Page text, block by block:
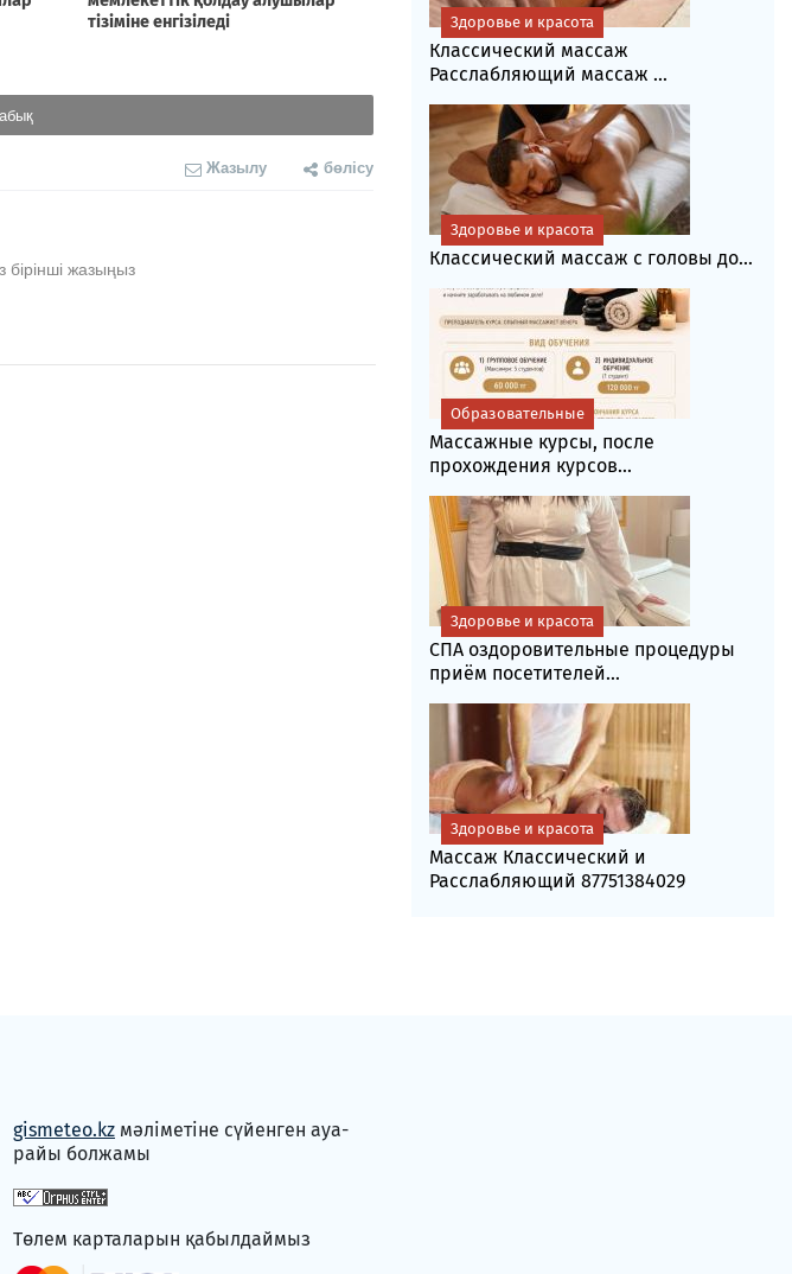
Жазылу бөлісу
бірінші жазыңыз
Классический массаж
Расслабляющий массаж ...
Здоровье и красота
Классический массаж с головы до...
Здоровье и красота
Массажные курсы, после
прохождения курсов...
Образовательные
СПА оздоровительные процедуры
приём посетителей...
Здоровье и красота
Массаж Классический и
Расслабляющий 87751384029
Здоровье и красота
gismeteo.kz мәліметіне сүйенген ауа-
райы болжамы
Төлем карталарын қабылдаймыз